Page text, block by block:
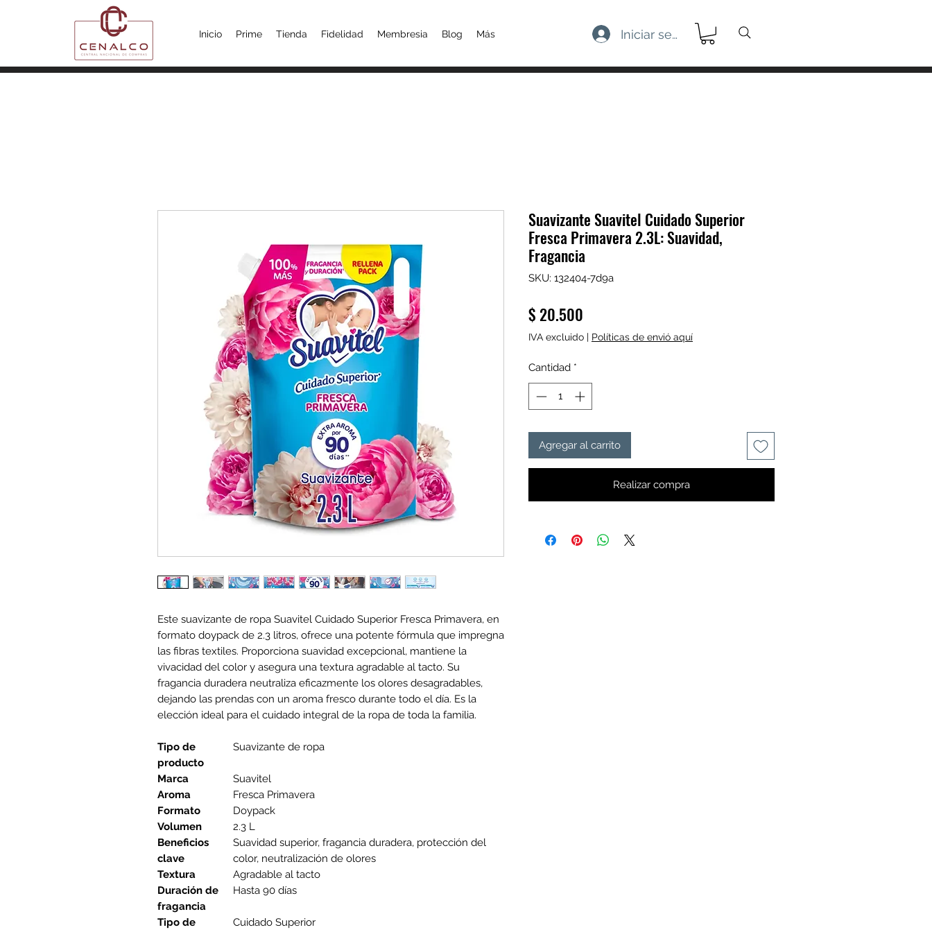
Inicio Prime Tienda Fidelidad Membresia Blog Más Iniciar sesión
Este suavizante de ropa Suavitel Cuidado Superior Fresca Primavera, en
formato doypack de 2.3 litros, ofrece una potente fórmula que impregna
las fibras textiles. Proporciona suavidad excepcional, mantiene la
vivacidad del color y asegura una textura agradable al tacto. Su
fragancia duradera neutraliza eficazmente los olores desagradables,
dejando las prendas con un aroma fresco durante todo el día. Es la
elección ideal para el cuidado integral de la ropa de toda la familia.
Tipo de
producto
Suavizante de ropa
Marca
Suavitel
Aroma
Fresca Primavera
Formato
Doypack
Volumen
2.3 L
Beneficios
clave
Suavidad superior, fragancia duradera, protección del
color, neutralización de olores
Textura
Agradable al tacto
Duración de
fragancia
Hasta 90 días
Tipo de Cuidado Superior
Suavizante Suavitel Cuidado Superior
Fresca Primavera 2.3L: Suavidad,
Fragancia
SKU: 132404-7d9a
$ 20.500
IVA excluido | Políticas de envió aquí
Cantidad *
Agregar al carrito
Realizar compra